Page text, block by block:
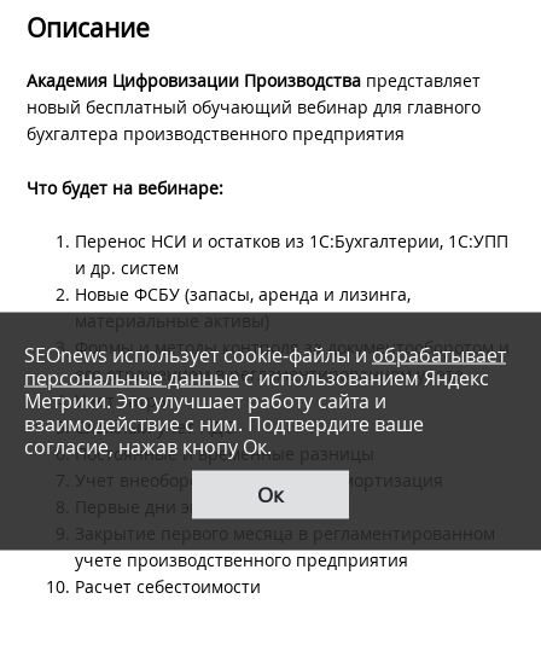
Описание
Академия Цифровизации Производства представляет
новый бесплатный обучающий вебинар для главного
бухгалтера производственного предприятия
Что будет на вебинаре:
Перенос НСИ и остатков из 1С:Бухгалтерии, 1С:УПП
и др. систем
Новые ФСБУ (запасы, аренда и лизинга,
материальные активы)
Формы и методы контроля за документооборотом и
его отражением в регламентированном учете
Учет затрат
Сложный учет НДС
Постоянные и временные разницы
Учет внеоборотных активов и амортизация
Первые дни эксплуатации
Закрытие первого месяца в регламентированном
учете производственного предприятия
Расчет себестоимости
SEOnews использует cookie-файлы иобрабатывает
персональные данныес использованием Яндекс
Метрики. Это улучшает работу сайта и
взаимодействие с ним. Подтвердите ваше
согласие, нажав кнопу Ок.
Ок